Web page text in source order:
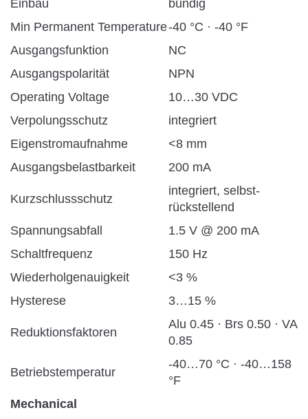
Einbau
bündig
Min Permanent Temperature-40 °C · -40 °F
Ausgangsfunktion
NC
Ausgangspolarität
NPN
Operating Voltage
10…30 VDC
Verpolungsschutz
integriert
Eigenstromaufnahme
<8 mm
Ausgangsbelastbarkeit
200 mA
Kurzschlussschutz
integriert, selbst-
rückstellend
Spannungsabfall
1.5 V @ 200 mA
Schaltfrequenz
150 Hz
Wiederholgenauigkeit
<3 %
Hysterese
3…15 %
Reduktionsfaktoren
Alu 0.45 · Brs 0.50 · VA
0.85
Betriebstemperatur
-40…70 °C · -40…158
°F
Mechanical